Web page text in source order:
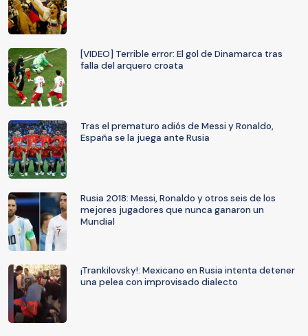
[VIDEO] Terrible error: El gol de Dinamarca tras
falla del arquero croata
Tras el prematuro adiós de Messi y Ronaldo,
España se la juega ante Rusia
Rusia 2018: Messi, Ronaldo y otros seis de los
mejores jugadores que nunca ganaron un
Mundial
¡Trankilovsky!: Mexicano en Rusia intenta detener
una pelea con improvisado dialecto